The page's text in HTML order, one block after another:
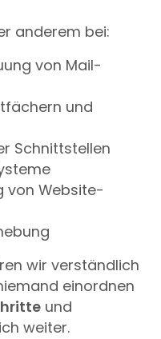
anderem bei:
von Mail-
und
Schnittstellen
von Website-
wir verständlich
einordnen
und
weiter.